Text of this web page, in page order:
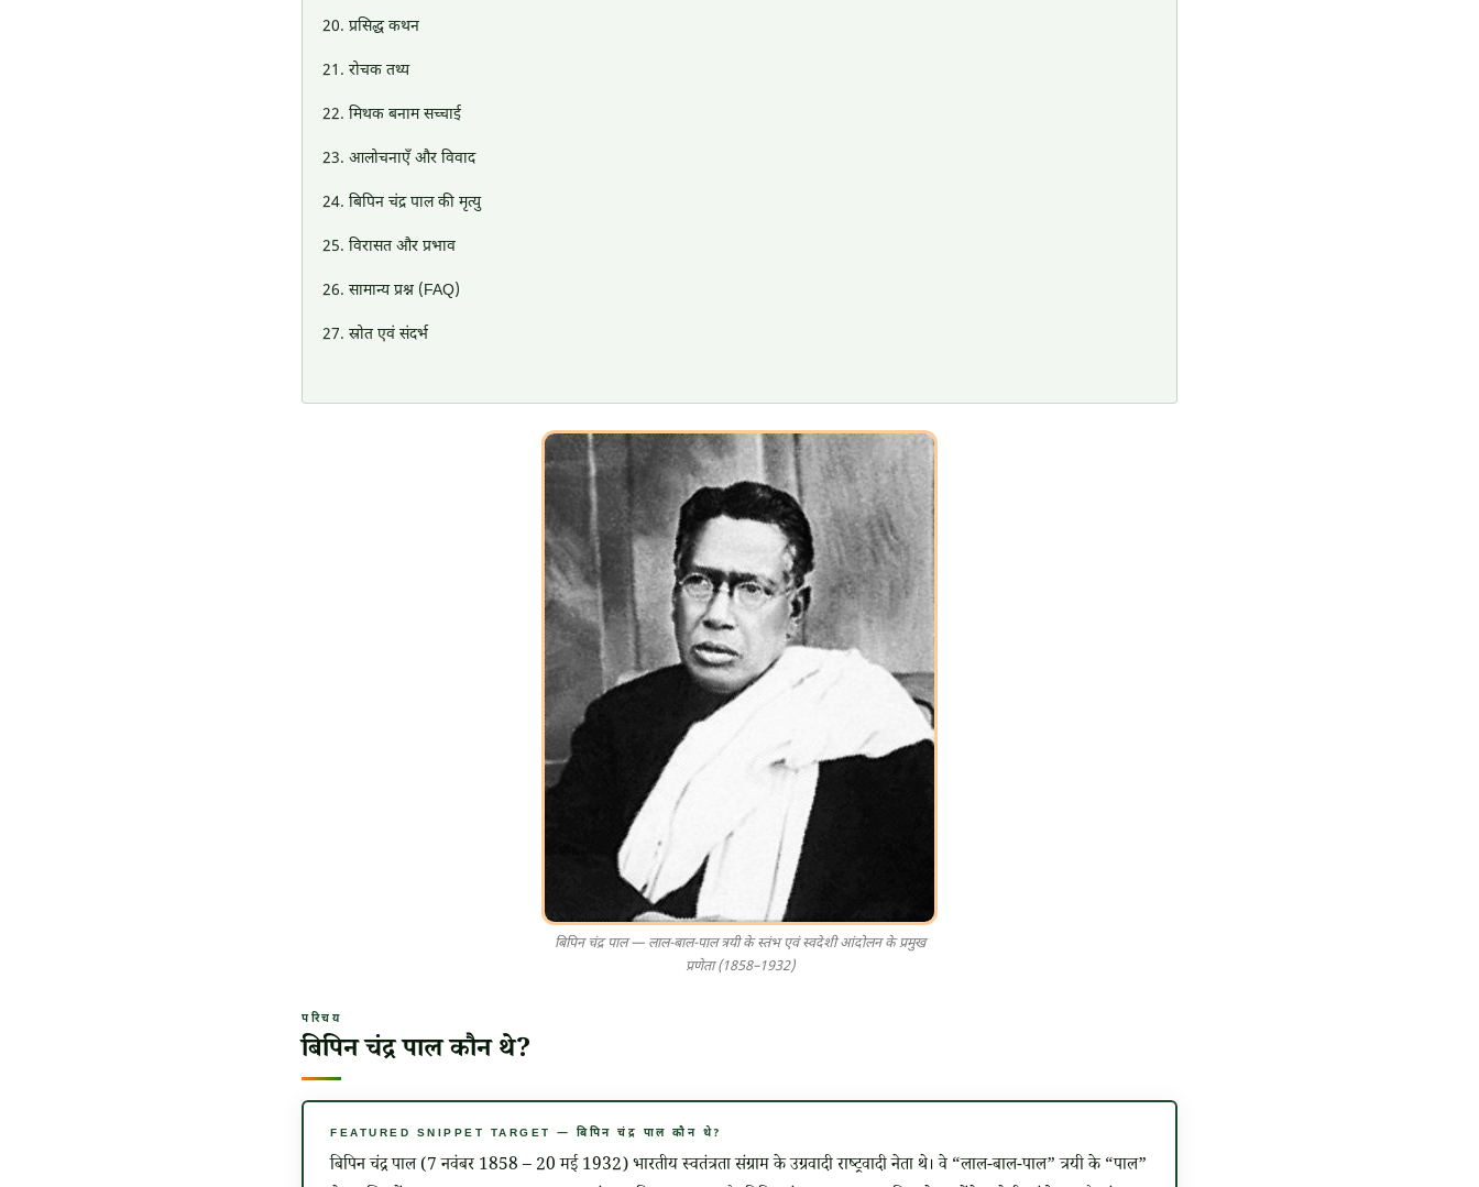
प्रसिद्ध कथन
रोचक तथ्य
मिथक बनाम सच्चाई
आलोचनाएँ और विवाद
बिपिन चंद्र पाल की मृत्यु
विरासत और प्रभाव
सामान्य प्रश्न (FAQ)
स्रोत एवं संदर्भ
बिपिन चंद्र पाल — लाल-बाल-पाल त्रयी के स्तंभ एवं स्वदेशी आंदोलन के प्रमुख
प्रणेता (1858–1932)
परिचय
बिपिन चंद्र पाल कौन थे?
FEATURED SNIPPET TARGET — बिपिन चंद्र पाल कौन थे?
बिपिन चंद्र पाल (7 नवंबर 1858 – 20 मई 1932) भारतीय स्वतंत्रता संग्राम के उग्रवादी राष्ट्रवादी नेता थे। वे “लाल-बाल-पाल” त्रयी के “पाल”